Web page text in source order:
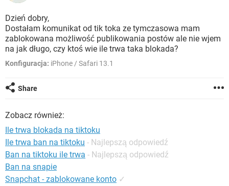
WINDOWS 10
INSTAGRAM
WINDOWS 10
GRY
SPOTIFY
INSTAGRAM FACEBOOK
COVID-19
GRY WHATSAPP
SPOTIFY NETFLIX
INSTAGRAM
WINDOWS 10
Dzień dobry,
Dostałam komunikat od tik toka ze tymczasowa mam
zablokowana możliwość publikowania postów ale nie wjem
na jak długo, czy ktoś wie ile trwa taka blokada?
Konfiguracja: iPhone / Safari 13.1
Share
Zobacz również:
Ile trwa blokada na tiktoku
Ile trwa ban na tiktoku - Najlepszą odpowiedź
Ban na tiktoku ile trwa - Najlepszą odpowiedź
Ban na snapie
Snapchat - zablokowane konto ✓